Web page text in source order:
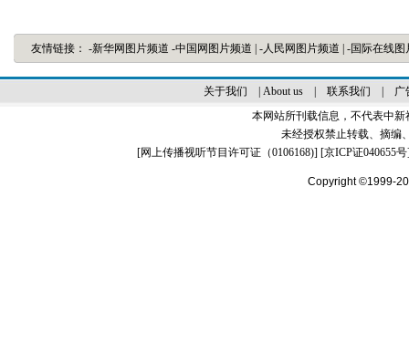
友情链接： -新华网图片频道 -中国网图片频道 -人民网图片频道 -国际在线
关于我们 |About us |联系我们
广
本网站所刊载信息，不代表中
未经授权禁止转载、摘编
[网上传播视听节目许可证（0106168)] [京ICP证040655号
Copyright ©1999-